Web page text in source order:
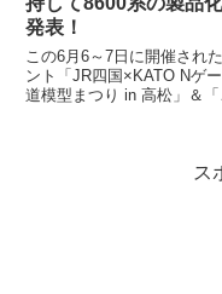
発表！
この6月6～7日に開催され
ント「JR四国×KATO Nゲ
道模型まつり in 高松」＆「
ス